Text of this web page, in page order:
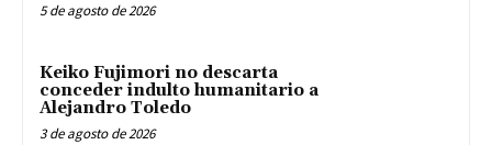
5 de agosto de 2026
Keiko Fujimori no descarta
conceder indulto humanitario a
Alejandro Toledo
3 de agosto de 2026